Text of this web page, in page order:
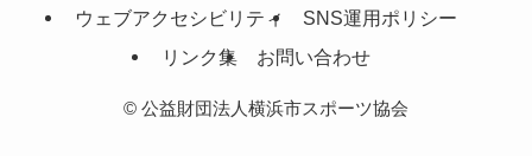
ウェブアクセシビリティ
SNS運用ポリシー
リンク集
お問い合わせ
© 公益財団法人横浜市スポーツ協会